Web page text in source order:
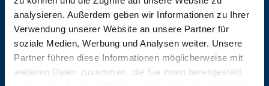
analysieren. Außerdem geben wir Informationen zu Ihrer
Verwendung unserer Website an unsere Partner für
soziale Medien, Werbung und Analysen weiter. Unsere
Partner führen diese Informationen möglicherweise mit
weiteren Daten zusammen, die Sie ihnen bereitgestellt
Soares,
Natanael
Entdecken
Jordi
Entdecken